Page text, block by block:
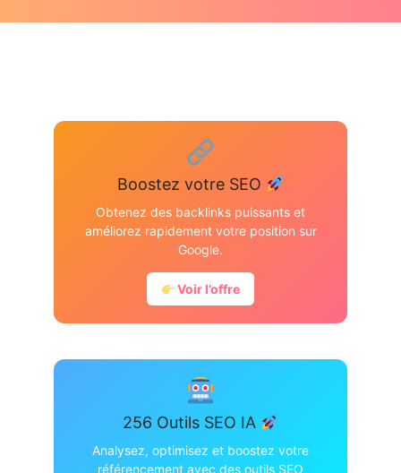
Boostez votre SEO
Obtenez des backlinks puissants et
améliorez rapidement votre position sur
Google.
Voir l’offre
256 Outils SEO IA
Analysez, optimisez et boostez votre
référencement avec des outils SEO